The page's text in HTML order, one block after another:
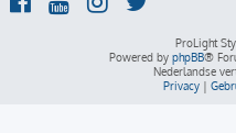
ProLight
Powered by phpBB®
Nederlandse
Privacy |